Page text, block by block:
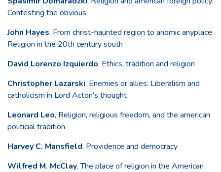
Contesting the obvious
John Hayes, From christ-haunted region to anomic anyplace:
Religion in the 20th century south
David Lorenzo Izquierdo, Ethics, tradition and religion
Christopher Lazarski, Enemies or allies: Liberalism and
catholicism in Lord Acton’s thought
Leonard Leo, Religion, religious freedom, and the american
politicial tradition
Harvey C. Mansfield, Providence and democracy
Wilfred M. McClay, The place of religion in the American